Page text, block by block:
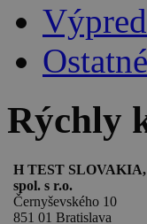
Rýchly
H TEST SLOVAKIA,
spol. s r.o.
Černyševského 10
851 01 Bratislava